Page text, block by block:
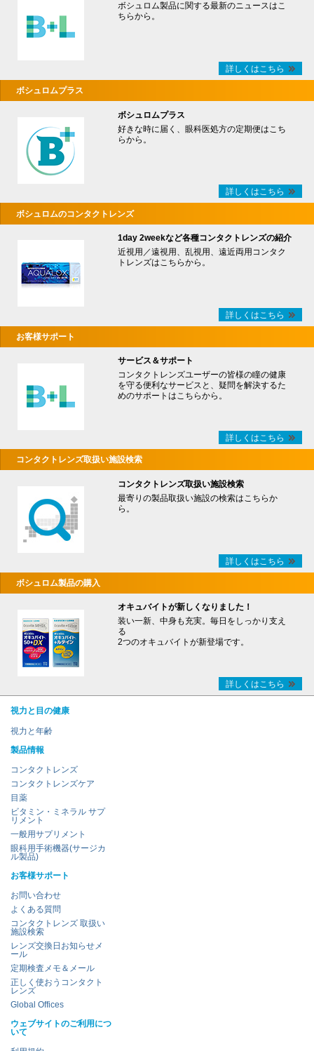
ボシュロム製品に関する最新のニュースはこ
ちらから。
詳しくはこちら
ボシュロムプラス
ボシュロムプラス
好きな時に届く、眼科医処方の定期便はこち
らから。
詳しくはこちら
ボシュロムのコンタクトレンズ
1day 2weekなど各種コンタクトレンズの紹介
近視用／遠視用、乱視用、遠近両用コンタク
トレンズはこちらから。
詳しくはこちら
お客様サポート
サービス＆サポート
コンタクトレンズユーザーの皆様の瞳の健康
を守る便利なサービスと、疑問を解決するた
めのサポートはこちらから。
詳しくはこちら
コンタクトレンズ取扱い施設検索
コンタクトレンズ取扱い施設検索
最寄りの製品取扱い施設の検索はこちらか
ら。
詳しくはこちら
ボシュロム製品の購入
オキュバイトが新しくなりました！
装い一新、中身も充実。毎日をしっかり支え
る
2つのオキュバイトが新登場です。
詳しくはこちら
視力と目の健康
視力と年齢
製品情報
コンタクトレンズ
コンタクトレンズケア
目薬
ビタミン・ミネラル サプ
リメント
一般用サプリメント
眼科用手術機器(サージカ
ル製品)
お客様サポート
お問い合わせ
よくある質問
コンタクトレンズ 取扱い
施設検索
レンズ交換日お知らせメ
ール
定期検査メモ＆メール
正しく使おうコンタクト
レンズ
Global Offices
ウェブサイトのご利用につ
いて